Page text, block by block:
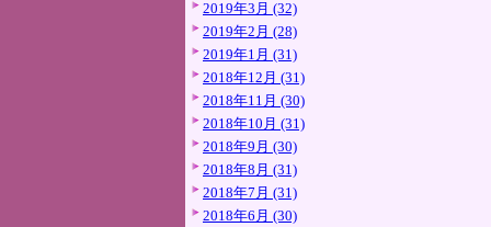
2019年3月 (32)
2019年2月 (28)
2019年1月 (31)
2018年12月 (31)
2018年11月 (30)
2018年10月 (31)
2018年9月 (30)
2018年8月 (31)
2018年7月 (31)
2018年6月 (30)